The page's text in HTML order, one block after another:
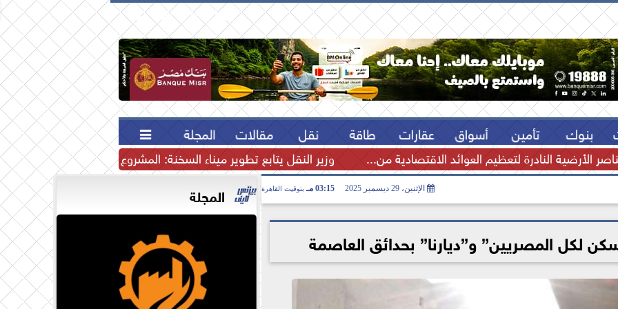
  


بنوك تأمين أسواق عقارات طاقة نقل مقالات المجلة 
الأرضية النادرة لتعظيم العوائد الاقتصادية من... وزير النقل يتابع تطوير ميناء السخنة: المشروع يرسخ مكانة مصر
الإثنين، 29 ديسمبر 2025 03:15 مـ بتوقيت القاهرة المجلة